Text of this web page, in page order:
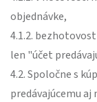
objednávke,
4.1.2.
len "účet
4.2. Spoločne s
predávajúcemu aj